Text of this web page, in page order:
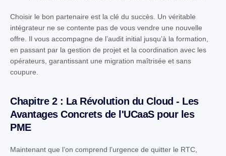
Choisir le bon partenaire est la clé du succès. Un véritable
intégrateur ne se contente pas de vous vendre une nouvelle
offre. Il vous accompagne de l’audit initial jusqu’à la formation,
en passant par la gestion de projet et la coordination avec les
opérateurs, garantissant une migration maîtrisée et sans
coupure.
Chapitre 2 : La Révolution du Cloud - Les
Avantages Concrets de l'UCaaS pour les
PME
Maintenant que l’on comprend l’urgence de quitter le RTC,